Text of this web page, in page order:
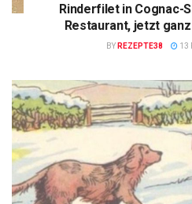
Rinderfilet in Cognac-
Restaurant, jetzt
BY REZEPTE38 13